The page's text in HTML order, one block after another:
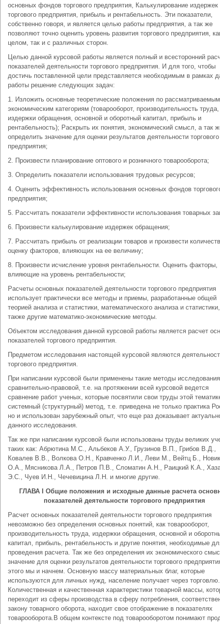
основных фондов торгового предприятия, Калькулирование издержек
торгового предприятия, прибыль и рентабельность. Эти показатели,
собственно говоря, и является целью работы предприятия, а так же
позволяют точно оценить уровень развития торгового предприятия,
целом, так и с различных сторон.
Целью данной курсовой работы является полный и всесторонний
показателей деятельности торгового предприятия. И для того, чтобы
достичь поставленной цели представляется необходимым в рамках
работы решение следующих задач:
1. Изложить основные теоретические положения по рассматриваемым
экономическим категориям (товарооборот, производительность труда,
издержки обращения, основной и оборотный капитал, прибыль и
рентабельность); Раскрыть их понятия, экономический смысл, а так
определить значение для оценки результатов деятельности торгового
предприятия;
2. Произвести планирование оптового и розничного товарооборота;
3. Определить показатели использования трудовых ресурсов;
4. Оценить эффективность использования основных фондов
предприятия;
5. Рассчитать показатели эффективности использования товарных
6. Произвести калькулирование издержек обращения;
7. Рассчитать прибыль от реализации товаров и произвести
оценку факторов, влияющих на ее величину;
8. Произвести исчисление уровня рентабельности. Оценить факторы,
влияющие на уровень рентабельности;
Расчеты основных показателей деятельности торгового предприятия
использует практически все методы и приемы, разработанные общей
теорией анализа и статистики, математического анализа и
также другие математико-экономические методы.
Объектом исследования данной курсовой работы является расчет
показателей торгового предприятия.
Предметом исследования настоящей курсовой являются
торгового предприятия.
При написании курсовой были применены такие методы
сравнительно-правовой, т.е. на протяжении всей курсовой ведется
сравнение работ ученых, которые посвятили свои труды этой
системный (структурный) метод, т.е. приведена не только практика
но и использован зарубежный опыт, что еще раз доказывает
данного исследования.
Так же при написании курсовой были использованы труды великих
таких как: Абрютина М.С., Альбеков А.У., Грузинов В.П., Грибов В.Д.,
Ковалев В.В., Волкова О.Н., Кравченко Л.И., Леви М., Вейтц Б.,
О.А., Мясникова Л.А., Петров П.В., Сломатин А.Н., Раицкий К.А.,
Э.С., Чуев И.Н., Чечевицина Л.Н. и многие другие.
ГЛАВА
Общие положения и исходные данные расчета
показателей деятельности торгового предприятия
Расчет основных показателей деятельности торгового предприятия
невозможно без определения основных понятий, как товарооборот,
производительность труда, издержки обращения, основной и
капитал, прибыль, рентабельность и другие понятия, необходимые
проведения расчета. Так же без определения их экономического
значение для оценки результатов деятельности торгового
этого мы и начнем. Основную массу материальных благ, которые
используются для личных нужд, население получает через торговлю.
Количественная и качественная характеристики товарной массы,
переходит из сферы производства в сферу потребления,
закону товарного оборота, находит свое отображение в показателях
товарооборота.В общем контексте под товарооборотом понимают